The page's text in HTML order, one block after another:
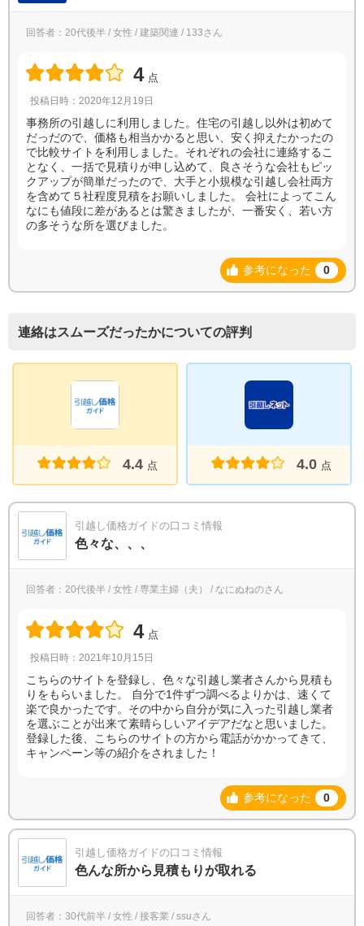
回答者：20代後半 / 女性 / 建築関連 / 133さん
4 点
投稿日時：2020年12月19日
事務所の引越しに利用しました。住宅の引越し以外は初めて
だっだので、価格も相当かかると思い、安く抑えたかったの
で比較サイトを利用しました。それぞれの会社に連絡するこ
となく、一括で見積りが申し込めて、良さそうな会社もピッ
クアップが簡単だったので、大手と小規模な引越し会社両方
を含めて５社程度見積をお願いしました。 会社によってこん
なにも値段に差があるとは驚きましたが、一番安く、若い方
の多そうな所を選びました。
参考になった 0
連絡はスムーズだったかについての評判
4.4 点 4.0 点
引越し価格ガイドの口コミ情報
色々な、、、
回答者：20代後半 / 女性 / 専業主婦（夫） / なにぬねのさん
4 点
投稿日時：2021年10月15日
こちらのサイトを登録し、色々な引越し業者さんから見積も
りをもらいました。 自分で1件ずつ調べるよりかは、速くて
楽で良かったです。その中から自分が気に入った引越し業者
を選ぶことが出来て素晴らしいアイデアだなと思いました。
登録した後、こちらのサイトの方から電話がかかってきて、
キャンペーン等の紹介をされました！
参考になった 0
引越し価格ガイドの口コミ情報
色んな所から見積もりが取れる
回答者：30代前半 / 女性 / 接客業 / ssuさん